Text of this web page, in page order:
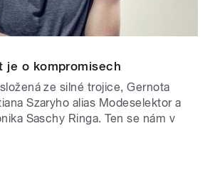
je o kompromisech
ze silné trojice, Gernota
Szaryho alias Modeselektor a
Saschy Ringa. Ten se nám v